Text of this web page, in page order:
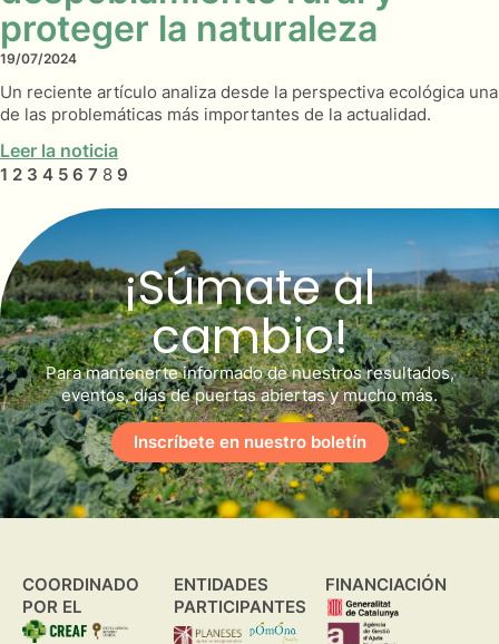
proteger la naturaleza
19/07/2024
Un reciente artículo analiza desde la perspectiva ecológica una
de las problemáticas más importantes de la actualidad.
Leer la noticia
1 2 3 4 5 6 7 8 9
¡Súmate al
cambio!
Para mantenerte informado de nuestros resultados,
eventos, días de puertas abiertas y mucho más.
Inscríbete en nuestro boletín
COORDINADO
POR EL
ENTIDADES
PARTICIPANTES
FINANCIACIÓN